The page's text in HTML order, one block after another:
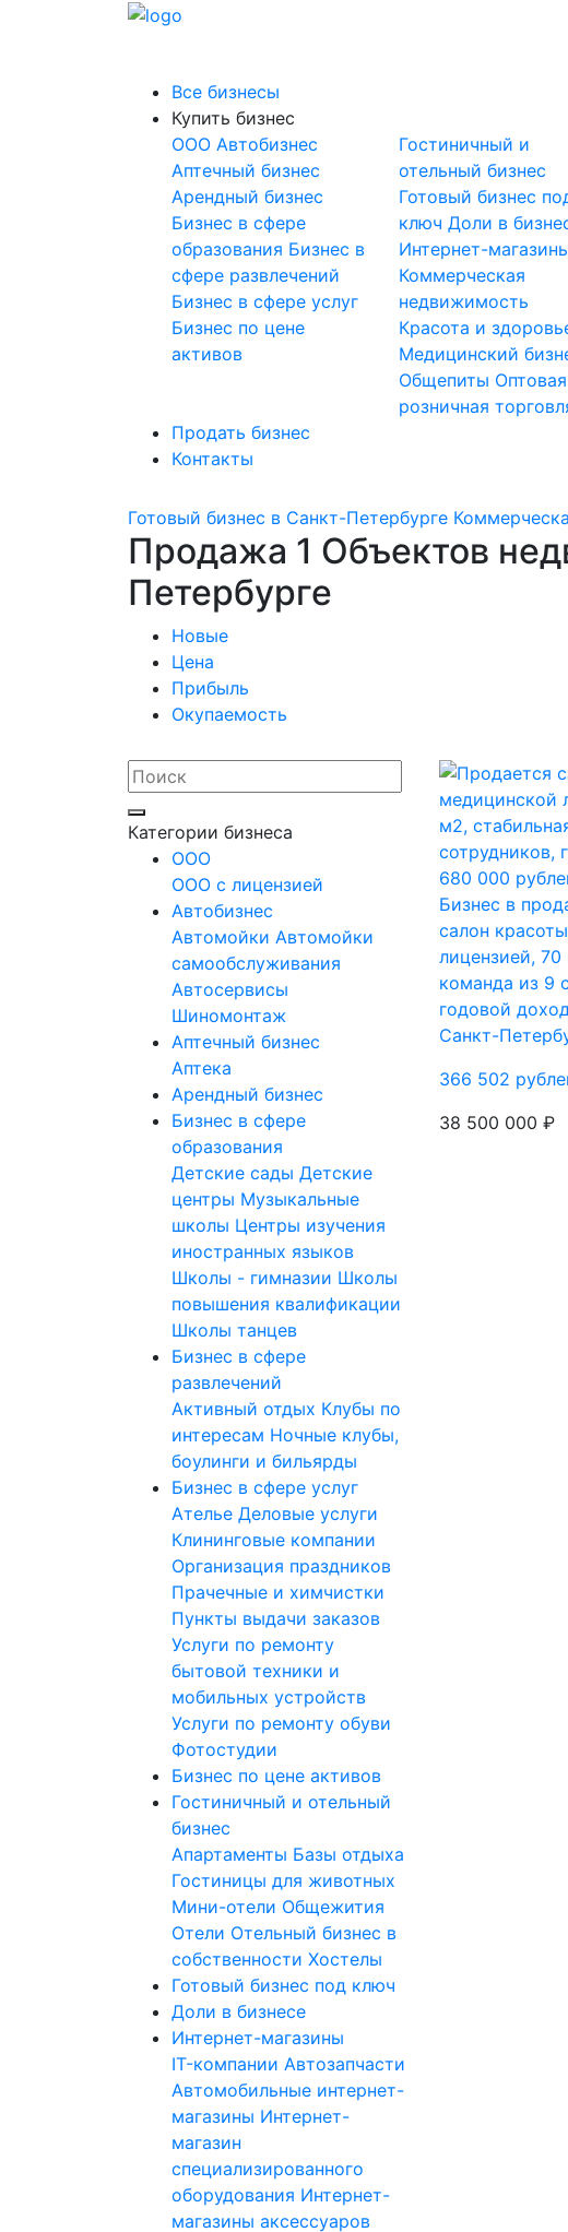
Все бизнесы
Купить бизнес
OOO Автобизнес
Аптечный бизнес
Арендный бизнес
Бизнес в сфере
образования Бизнес в
сфере развлечений
Бизнес в сфере услуг
Бизнес по цене
активов
Гостиничный и
отельный бизнес
Готовый бизнес
ключДоли в
Интернет-
Коммерческая
недвижимость
Красота и
Медицинский
Общепиты
розничная
Продать бизнес
Контакты
Готовый бизнес в Санкт-Петербурге
Продажа 1 Объектов
Петербурге
Новые
Цена
Прибыль
Окупаемость
Категории бизнеса
OOO
ООО с лицензией
Автобизнес
Автомойки Автомойки
самообслуживания
Автосервисы
Шиномонтаж
Аптечный бизнес
Аптека
Арендный бизнес
Бизнес в сфере
образования
Детские сады Детские
центры Музыкальные
школы Центры изучения
иностранных языков
Школы - гимназии Школы
повышения квалификации
Школы танцев
Бизнес в сфере
развлечений
Активный отдых Клубы по
интересам Ночные клубы,
боулинги и бильярды
Бизнес в сфере услуг
Ателье Деловые услуги
Клининговые компании
Организация праздников
Прачечные и химчистки
Пункты выдачи заказов
Услуги по ремонту
бытовой техники и
мобильных устройств
Услуги по ремонту обуви
Фотостудии
Бизнес по цене активов
Гостиничный и отельный
бизнес
Апартаменты Базы отдыха
Гостиницы для животных
Мини-отели Общежития
Отели Отельный бизнес в
собственности Хостелы
Готовый бизнес под ключ
Доли в бизнесе
Интернет-магазины
IT-компании Автозапчасти
Автомобильные интернет-
магазины Интернет-
магазин
специализированного
оборудования Интернет-
магазины аксессуаров
Бизнес в
салон
лицензией, 70
команда из 9
годовой
Санкт-
366 502
38 500 000 ₽